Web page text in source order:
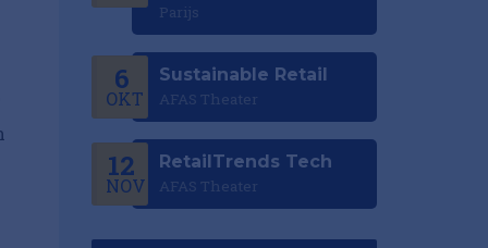
Parijs
6
OKT
Sustainable Retail
AFAS Theater
12
NOV
RetailTrends Tech
AFAS Theater